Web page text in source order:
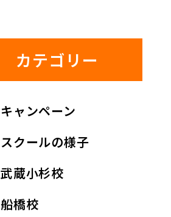
カテゴリー
キャンペーン
スクールの様子
武蔵小杉校
船橋校